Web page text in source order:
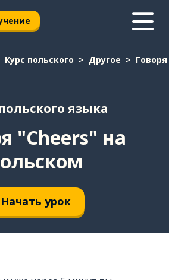
Курс польского Другое
языка
"Cheers" на
Начать урок